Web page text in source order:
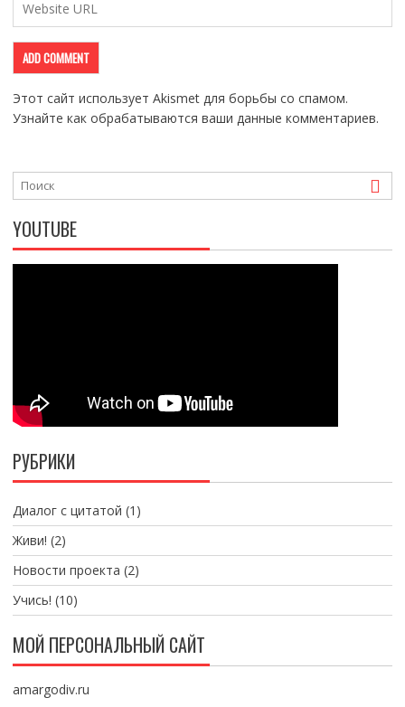
Этот сайт использует Akismet для борьбы со спамом.
Узнайте как обрабатываются ваши данные комментариев.
YOUTUBE
РУБРИКИ
Диалог с цитатой (1)
Живи! (2)
Новости проекта (2)
Учись! (10)
МОЙ ПЕРСОНАЛЬНЫЙ САЙТ
amargodiv.ru